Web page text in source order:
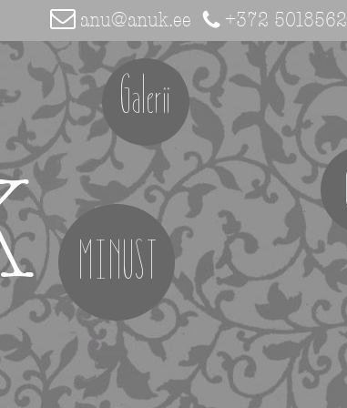
anu@anuk.ee +372 5018562
Galerii
MINUST